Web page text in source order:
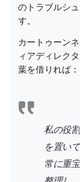
のトラブルシ
す。
カートゥーン
ィアディレク
葉を借りれば：
私の役
を置い
常に重